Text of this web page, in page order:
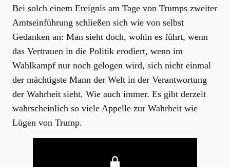
Bei solch einem Ereignis am Tage von Trumps zweiter
Amtseinführung schließen sich wie von selbst
Gedanken an: Man sieht doch, wohin es führt, wenn
das Vertrauen in die Politik erodiert, wenn im
Wahlkampf nur noch gelogen wird, sich nicht einmal
der mächtigste Mann der Welt in der Verantwortung
der Wahrheit sieht. Wie auch immer. Es gibt derzeit
wahrscheinlich so viele Appelle zur Wahrheit wie
Lügen von Trump.